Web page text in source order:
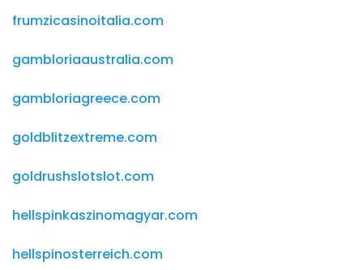
frumzicasinoitalia.com
gambloriaaustralia.com
gambloriagreece.com
goldblitzextreme.com
goldrushslotslot.com
hellspinkaszinomagyar.com
hellspinosterreich.com